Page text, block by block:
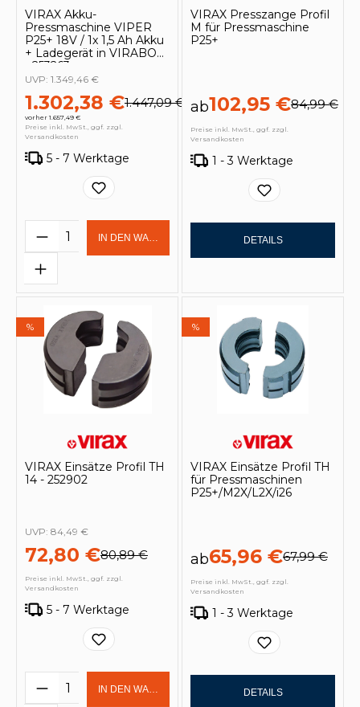
VIRAX Akku-
Pressmaschine VIPER
P25+ 18V / 1x 1,5 Ah Akku
+ Ladegerät in VIRABOX
- 253263
1.302,38 €1.447,09 €
vorher 1.657,49 €
UVP: 1.349,46 €
Preise inkl. MwSt., ggf. zzgl.
Versandkosten
5 - 7 Werktage
Produkt Anzahl: Gib den
IN DEN WARENKORB
VIRAX Presszange Profil
M für Pressmaschine
P25+
ab102,95 €84,99 €
Preise inkl. MwSt., ggf. zzgl.
Versandkosten
1 - 3 Werktage
DETAILS
%
VIRAX Einsätze Profil TH
14 - 252902
72,80 €80,89 €
UVP: 84,49 €
Preise inkl. MwSt., ggf. zzgl.
Versandkosten
5 - 7 Werktage
Produkt Anzahl: Gib den
IN DEN WARENKORB
%
VIRAX Einsätze Profil TH
für Pressmaschinen
P25+/M2X/L2X/i26
ab65,96 €67,99 €
Preise inkl. MwSt., ggf. zzgl.
Versandkosten
1 - 3 Werktage
DETAILS